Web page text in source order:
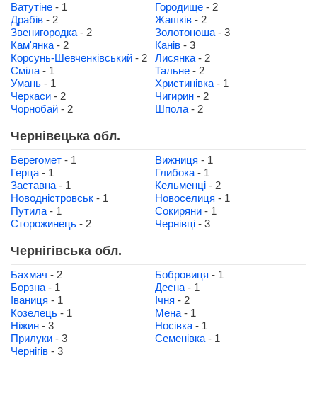
Ватутіне - 1 Городище - 2
Драбів - 2 Жашків - 2
Звенигородка - 2 Золотоноша - 3
Кам'янка - 2 Канів - 3
Корсунь-Шевченківський - 2 Лисянка - 2
Сміла - 1 Тальне - 2
Умань - 1 Христинівка - 1
Черкаси - 2 Чигирин - 2
Чорнобай - 2 Шпола - 2
Чернівецька обл.
Берегомет - 1 Вижниця - 1
Герца - 1 Глибока - 1
Заставна - 1 Кельменці - 2
Новодністровськ - 1 Новоселиця - 1
Путила - 1 Сокиряни - 1
Сторожинець - 2 Чернівці - 3
Чернігівська обл.
Бахмач - 2 Бобровиця - 1
Борзна - 1 Десна - 1
Іваниця - 1 Ічня - 2
Козелець - 1 Мена - 1
Ніжин - 3 Носівка - 1
Прилуки - 3 Семенівка - 1
Чернігів - 3